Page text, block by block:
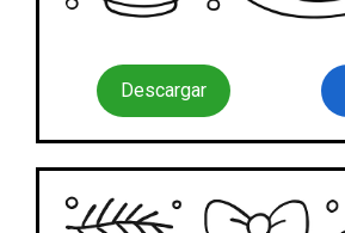
Descargar